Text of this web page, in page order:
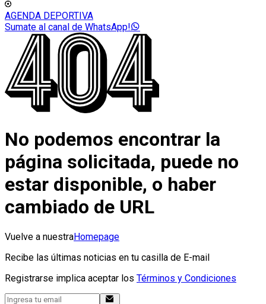
AGENDA DEPORTIVA
Sumate al canal de WhatsApp!
No podemos encontrar la
página solicitada, puede no
estar disponible, o haber
cambiado de URL
Vuelve a nuestraHomepage
Recibe las últimas noticias en tu casilla de E-mail
Registrarse implica aceptar los Términos y Condiciones